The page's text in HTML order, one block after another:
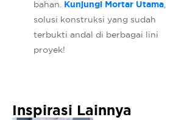
bahan. Kunjungi Mortar Utama,
solusi konstruksi yang sudah
terbukti andal di berbagai lini
proyek!
Inspirasi Lainnya